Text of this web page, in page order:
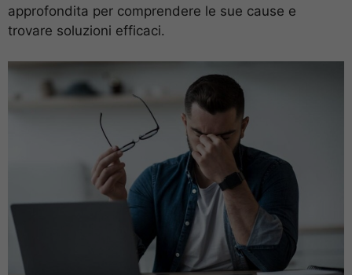
approfondita per comprendere le sue cause e
trovare soluzioni efficaci.